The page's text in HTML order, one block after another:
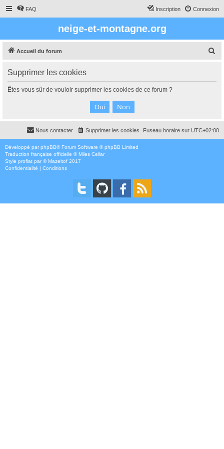
FAQ Connexion
Inscription
neige-et-montagne.org
Accueil du forum
c
Supprimer les cookies
Êtes-vous sûr de vouloir supprimer les cookies de ce forum ?
Fuseau horaire sur UTC+02:00
Supprimer les cookies
Nous contacter
Développé par phpBB® Forum Software © phpBB Limited
Traduction française officielle ©Miles Cellar
Style proflat par ©Mazeltof 2017
Confidentialité | Conditions